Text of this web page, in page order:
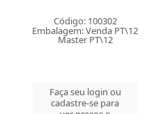
Código: 100302
Embalagem: Venda PT\12
Master PT\12
Faça seu login ou
cadastre-se para